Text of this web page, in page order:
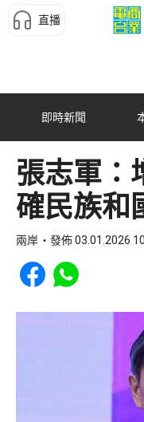
直播
即時新聞
張志軍：
確民族和
兩岸 發佈 03.01.2026
Share to Facebook
Share to WhatsApp